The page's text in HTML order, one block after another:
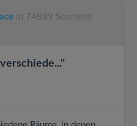
in 74889 Sinsheim